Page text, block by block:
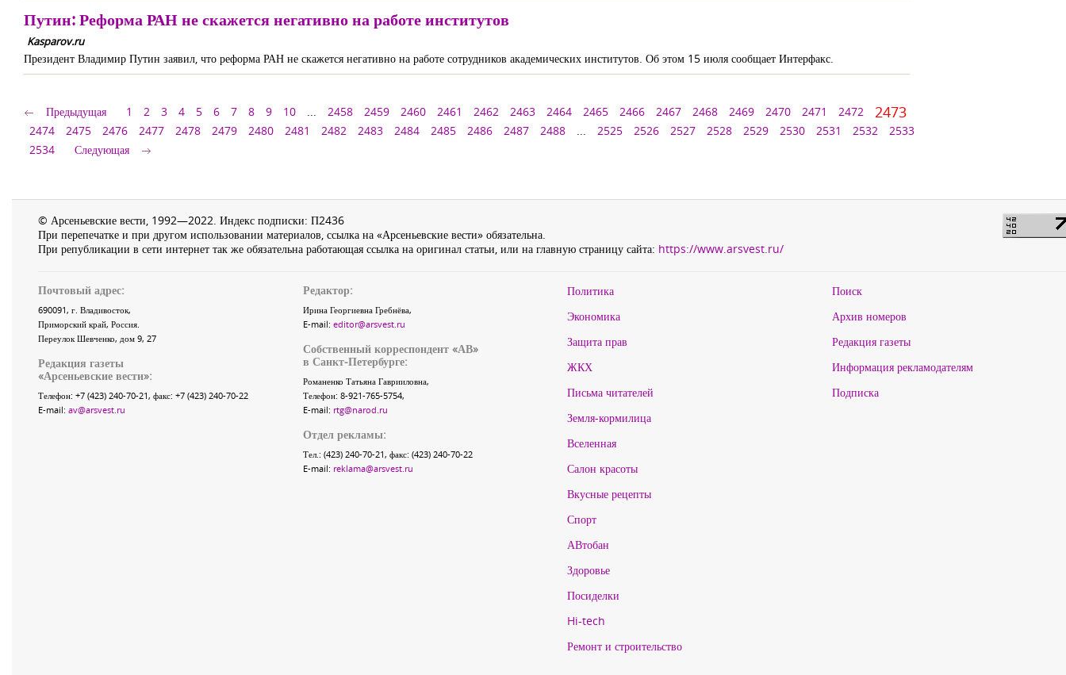
Путин: Реформа РАН не скажется негативно на работе институтов
Kasparov.ru
Президент Владимир Путин заявил, что реформа РАН не скажется негативно на работе сотрудников академических институтов. Об этом 15 июля сообщает Интерфакс.
Предыдущая 1 2 3 4 5 6 7 8 9 10 ... 2458 2459 2460 2461 2462 2463 2464 2465 2466 2467 2468 2469 2470 2471 2472 2473
2474 2475 2476 2477 2478 2479 2480 2481 2482 2483 2484 2485 2486 2487 2488 ... 2525 2526 2527 2528 2529 2530 2531 2532
2533
2534
Следующая
© Арсеньевские вести, 1992—2022. Индекс подписки: П2436
При перепечатке и при другом использовании материалов, ссылка на «Арсеньевские вести» обязательна.
При републикации в сети интернет так же обязательна работающая ссылка на оригинал статьи, или на главную страницу сайта: https://www.arsvest.ru/
Почтовый адрес:
690091, г. Владивосток,
Приморский край, Россия.
Переулок Шевченко, дом 9, 27
Редакция газеты
«Арсеньевские вести»:
Телефон: +7 (423) 240-70-21, факс: +7 (423) 240-70-22
E-mail: av@arsvest.ru
Редактор:
Ирина Георгиевна Гребнёва,
E-mail: editor@arsvest.ru
Собственный корреспондент «АВ»
в Санкт-Петербурге:
Романенко Татьяна Гаврииловна,
Телефон: 8-921-765-5754,
E-mail: rtg@narod.ru
Отдел рекламы:
Тел.: (423) 240-70-21, факс: (423) 240-70-22
E-mail: reklama@arsvest.ru
Политика
Экономика
Защита прав
ЖКХ
Письма читателей
Земля-кормилица
Вселенная
Салон красоты
Вкусные рецепты
Спорт
АВтобан
Здоровье
Посиделки
Hi-tech
Ремонт и строительство
Поиск
Архив номеров
Редакция газеты
Информация рекламодателям
Подписка